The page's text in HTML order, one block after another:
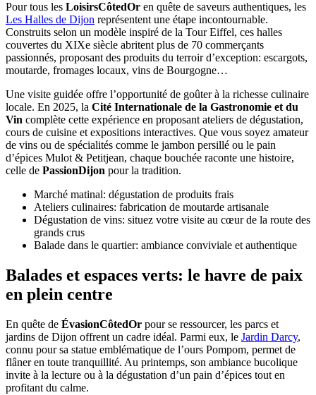
Pour tous les LoisirsCôtedOr en quête de saveurs authentiques, les
Les Halles de Dijon représentent une étape incontournable.
Construits selon un modèle inspiré de la Tour Eiffel, ces halles
couvertes du XIXe siècle abritent plus de 70 commerçants
passionnés, proposant des produits du terroir d’exception: escargots,
moutarde, fromages locaux, vins de Bourgogne…
Une visite guidée offre l’opportunité de goûter à la richesse culinaire
locale. En 2025, la Cité Internationale de la Gastronomie et du
Vin complète cette expérience en proposant ateliers de dégustation,
cours de cuisine et expositions interactives. Que vous soyez amateur
de vins ou de spécialités comme le jambon persillé ou le pain
d’épices Mulot & Petitjean, chaque bouchée raconte une histoire,
celle de PassionDijon pour la tradition.
Marché matinal: dégustation de produits frais
Ateliers culinaires: fabrication de moutarde artisanale
Dégustation de vins: situez votre visite au cœur de la route des
grands crus
Balade dans le quartier: ambiance conviviale et authentique
Balades et espaces verts: le havre de paix
en plein centre
En quête de ÉvasionCôtedOr pour se ressourcer, les parcs et
jardins de Dijon offrent un cadre idéal. Parmi eux, le Jardin Darcy,
connu pour sa statue emblématique de l’ours Pompom, permet de
flâner en toute tranquillité. Au printemps, son ambiance bucolique
invite à la lecture ou à la dégustation d’un pain d’épices tout en
profitant du calme.